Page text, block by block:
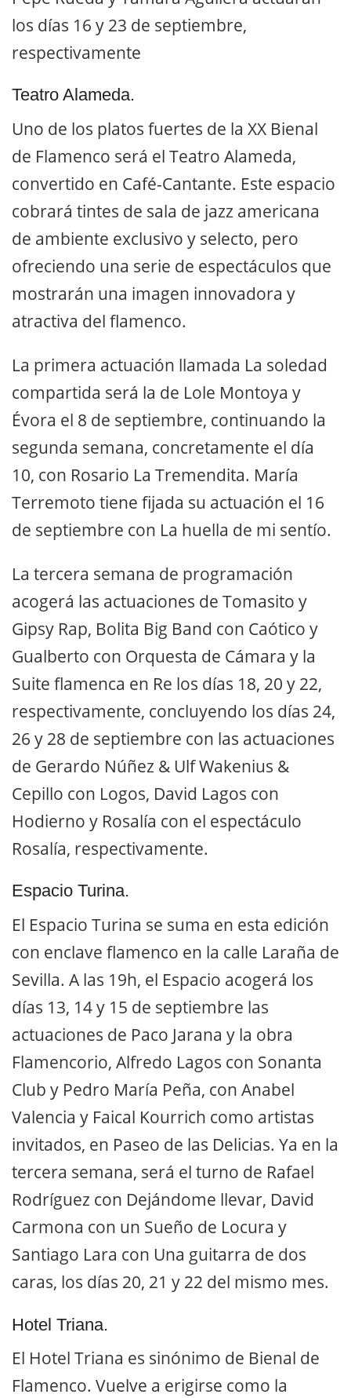
los días 16 y 23 de septiembre,
respectivamente
Teatro Alameda.
Uno de los platos fuertes de la XX Bienal
de Flamenco será el Teatro Alameda,
convertido en Café-Cantante. Este espacio
cobrará tintes de sala de jazz americana
de ambiente exclusivo y selecto, pero
ofreciendo una serie de espectáculos que
mostrarán una imagen innovadora y
atractiva del flamenco.
La primera actuación llamada La soledad
compartida será la de Lole Montoya y
Évora el 8 de septiembre, continuando la
segunda semana, concretamente el día
10, con Rosario La Tremendita. María
Terremoto tiene fijada su actuación el 16
de septiembre con La huella de mi sentío.
La tercera semana de programación
acogerá las actuaciones de Tomasito y
Gipsy Rap, Bolita Big Band con Caótico y
Gualberto con Orquesta de Cámara y la
Suite flamenca en Re los días 18, 20 y 22,
respectivamente, concluyendo los días 24,
26 y 28 de septiembre con las actuaciones
de Gerardo Núñez & Ulf Wakenius &
Cepillo con Logos, David Lagos con
Hodierno y Rosalía con el espectáculo
Rosalía, respectivamente.
Espacio Turina.
El Espacio Turina se suma en esta edición
con enclave flamenco en la calle Laraña de
Sevilla. A las 19h, el Espacio acogerá los
días 13, 14 y 15 de septiembre las
actuaciones de Paco Jarana y la obra
Flamencorio, Alfredo Lagos con Sonanta
Club y Pedro María Peña, con Anabel
Valencia y Faical Kourrich como artistas
invitados, en Paseo de las Delicias. Ya en la
tercera semana, será el turno de Rafael
Rodríguez con Dejándome llevar, David
Carmona con un Sueño de Locura y
Santiago Lara con Una guitarra de dos
caras, los días 20, 21 y 22 del mismo mes.
Hotel Triana.
El Hotel Triana es sinónimo de Bienal de
Flamenco. Vuelve a erigirse como la